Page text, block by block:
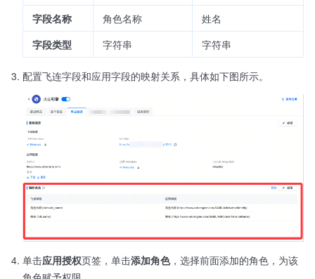
字段名称
角色名称
姓名
字段类型
字符串 字符串
配置飞连字段和应用字段的映射关系，具体如下图所示。
单击应用授权页签，单击添加角色，选择前面添加的角色，为该